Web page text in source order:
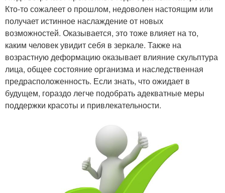
Кто-то сожалеет о прошлом, недоволен настоящим или
получает истинное наслаждение от новых
возможностей. Оказывается, это тоже влияет на то,
каким человек увидит себя в зеркале. Также на
возрастную деформацию оказывает влияние скульптура
лица, общее состояние организма и наследственная
предрасположенность. Если знать, что ожидает в
будущем, гораздо легче подобрать адекватные меры
поддержки красоты и привлекательности.